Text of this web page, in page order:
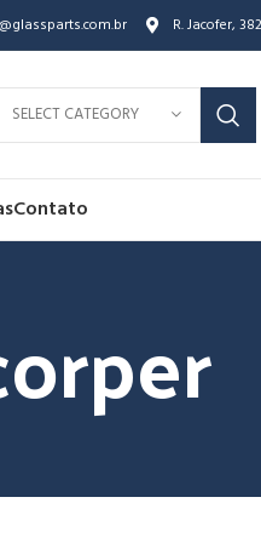
R. Jacofer,
SELECT CATEGORY
Contato